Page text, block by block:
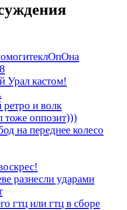
Урал кастом!
и волк
тоже оппозит)))
на переднее колесо
разнесли ударами
гтц или гтц в сборе